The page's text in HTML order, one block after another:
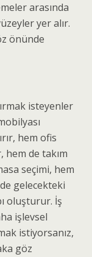
arasında
yer alır.
önünde
isteyenler
hem ofis
hem de takım
seçimi, hem
gelecekteki
oluşturur. İş
işlevsel
istiyorsanız,
göz